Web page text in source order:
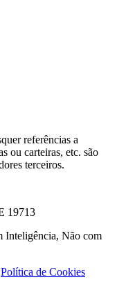
referências a
ou carteiras, etc. são
terceiros.
19713
Inteligência, Não com
Política de Cookies